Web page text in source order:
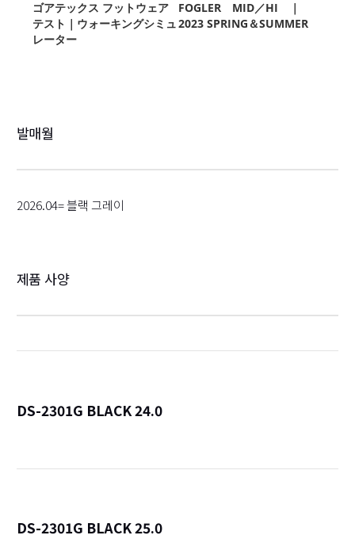
발매월
2026.04= 블랙 그레이
제품 사양
DS-2301G BLACK 24.0
DS-2301G BLACK 25.0